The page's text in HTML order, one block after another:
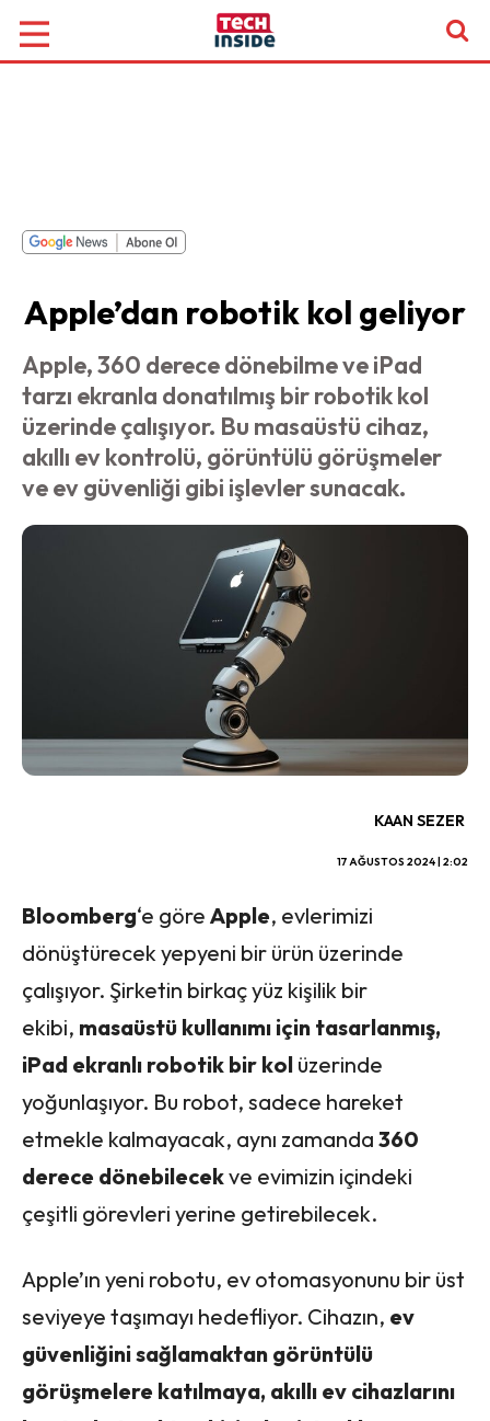
Apple’dan robotik kol geliyor
Apple, 360 derece dönebilme ve iPad
tarzı ekranla donatılmış bir robotik kol
üzerinde çalışıyor. Bu masaüstü cihaz,
akıllı ev kontrolü, görüntülü görüşmeler
ve ev güvenliği gibi işlevler sunacak.
KAAN SEZER
17 AĞUSTOS 2024 | 2:02
Bloomberg‘e göre Apple, evlerimizi
dönüştürecek yepyeni bir ürün üzerinde
çalışıyor. Şirketin birkaç yüz kişilik bir
ekibi, masaüstü kullanımı için tasarlanmış,
iPad ekranlı robotik bir kol üzerinde
yoğunlaşıyor. Bu robot, sadece hareket
etmekle kalmayacak, aynı zamanda 360
derece dönebilecekve evimizin içindeki
çeşitli görevleri yerine getirebilecek.
Apple’ın yeni robotu, ev otomasyonunu bir üst
seviyeye taşımayı hedefliyor. Cihazın, ev
güvenliğini sağlamaktan görüntülü
görüşmelere katılmaya, akıllı ev cihazlarını